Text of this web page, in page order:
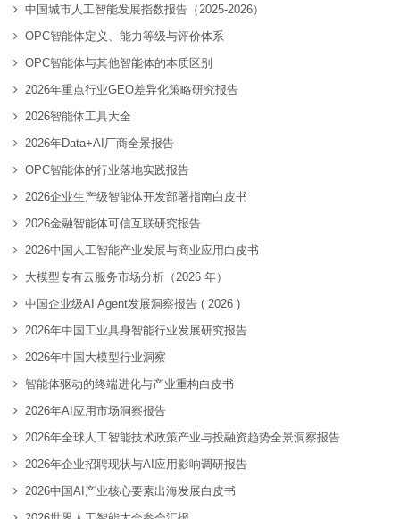
中国城市人工智能发展指数报告（2025-2026）
OPC智能体定义、能力等级与评价体系
OPC智能体与其他智能体的本质区别
2026年重点行业GEO差异化策略研究报告
2026智能体工具大全
2026年Data+AI厂商全景报告
OPC智能体的行业落地实践报告
2026企业生产级智能体开发部署指南白皮书
2026金融智能体可信互联研究报告
2026中国人工智能产业发展与商业应用白皮书
大模型专有云服务市场分析（2026 年）
中国企业级AI Agent发展洞察报告 ( 2026 )
2026年中国工业具身智能行业发展研究报告
2026年中国大模型行业洞察
智能体驱动的终端进化与产业重构白皮书
2026年AI应用市场洞察报告
2026年全球人工智能技术政策产业与投融资趋势全景洞察报告
2026年企业招聘现状与AI应用影响调研报告
2026中国AI产业核心要素出海发展白皮书